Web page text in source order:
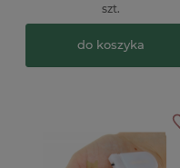
szt.
do koszyka